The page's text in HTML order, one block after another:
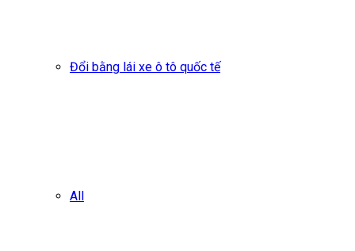
Đổi bằng lái xe ô tô quốc tế
All